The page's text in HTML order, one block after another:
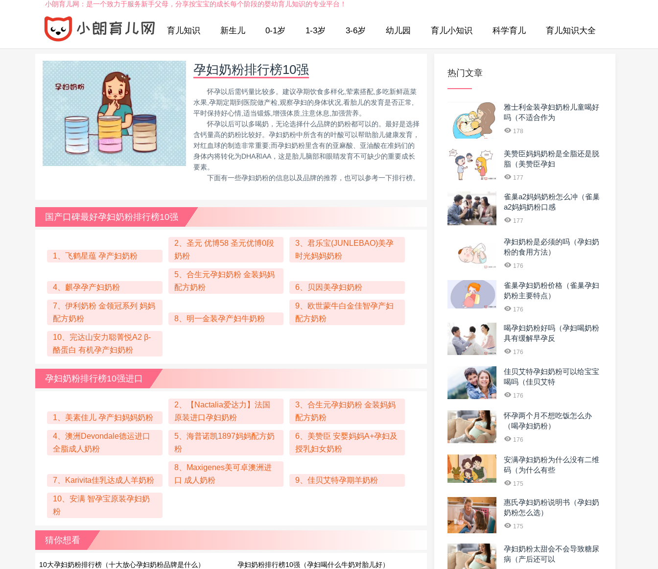
小朗育儿网：是一个致力于服务新手父母，分享按宝宝的成长每个阶段的婴幼育儿知识的专业平台！
育儿知识 新生儿 0-1岁 1-3岁 3-6岁 幼儿园 育儿小知识 科学育儿 育儿知识大全
孕妇奶粉排行榜10强
怀孕以后需钙量比较多。建议孕期饮食多样化,荤素搭配,多吃新鲜蔬菜
水果,孕期定期到医院做产检,观察孕妇的身体状况,看胎儿的发育是否正常,
平时保持好心情,适当锻炼,增强体质,注意休息,加强营养。
怀孕以后可以多喝奶，无论选择什么品牌的奶粉都可以的。最好是选择
含钙量高的奶粉比较好。孕妇奶粉中所含有的叶酸可以帮助胎儿健康发育，
对红血球的制造非常重要;而孕妇奶粉里含有的亚麻酸、亚油酸在准妈们的
身体内将转化为DHA和AA，这是胎儿脑部和眼睛发育不可缺少的重要成长
要素。
下面有一些孕妇奶粉的信息以及品牌的推荐，也可以参考一下排行榜。
国产口碑最好孕妇奶粉排行榜10强
1、飞鹤星蕴 孕产妇奶粉
2、圣元 优博58 圣元优博0段
奶粉
3、君乐宝(JUNLEBAO)美孕
时光妈妈奶粉
4、麒孕孕产妇奶粉
5、合生元孕妇奶粉 金装妈妈
配方奶粉
6、贝因美孕妇奶粉
7、伊利奶粉 金领冠系列 妈妈
配方奶粉
8、明一金装孕产妇牛奶粉
9、欧世蒙牛白金佳智孕产妇
配方奶粉
10、完达山安力聪菁悦A2 β-
酪蛋白 有机孕产妇奶粉
孕妇奶粉排行榜10强进口
1、美素佳儿 孕产妇妈妈奶粉
2、【Nactalia爱达力】法国
原装进口孕妇奶粉
3、合生元孕妇奶粉 金装妈妈
配方奶粉
4、澳洲Devondale德运进口
全脂成人奶粉
5、海普诺凯1897妈妈配方奶
粉
6、美赞臣 安婴妈妈A+孕妇及
授乳妇女奶粉
7、Karivita佳乳达成人羊奶粉
8、Maxigenes美可卓澳洲进
口 成人奶粉
9、佳贝艾特孕期羊奶粉
10、安满 智孕宝原装孕妇奶
粉
猜你想看
10大孕妇奶粉排行榜（十大放心孕妇奶粉品牌是什么） 孕妇奶粉排行榜10强（孕妇喝什么牛​奶对胎儿好）
热门文章
雅士利金装孕妇奶粉儿童喝好
吗（不适合作为
178
美赞臣妈妈奶粉是全脂还是脱
脂（美赞臣孕妇
177
雀巢a2妈妈奶粉怎么冲（雀巢
a2妈妈奶粉口感
177
孕妇奶粉是必须的吗（孕妇奶
粉的食用方法）
176
雀巢孕妇奶粉价格（雀巢孕妇
奶粉主要特点）
176
喝孕妇奶粉好吗（孕妇喝奶粉
具有缓解早孕反
176
佳贝艾特孕妇奶粉可以给宝宝
喝吗（佳贝艾特
176
怀孕两个月不想吃饭怎么办
（喝孕妇奶粉）
176
安满孕妇奶粉为什么没有二维
码（为什么有些
175
惠氏孕妇奶粉说明书（孕妇奶
奶粉怎么选）
175
孕妇奶粉太甜会不会导致糖尿
病（产后还可以